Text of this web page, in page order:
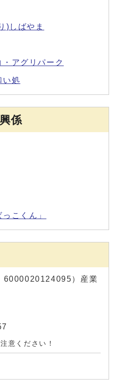
)しばやま
アグリパーク
処
係
こくん」
6000020124095）産業
意ください！